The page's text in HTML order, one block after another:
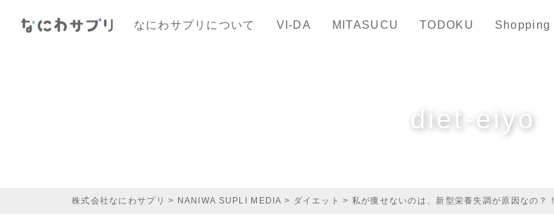
なにわサプリについて VI-DA MITASUCU TODOKU Shopping
diet-eiyo
株式会社なにわサプリ > NANIWA SUPLI MEDIA > ダイエット > 私が痩せないのは、新型栄養失調が原因なの？！